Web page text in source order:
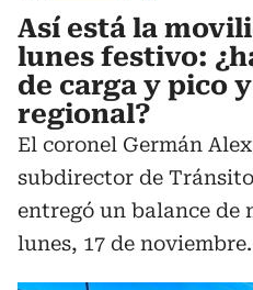
Así está la
lunes festivo:
de carga y pico
regional?
El coronel Germán
subdirector de
entregó un balance de
lunes, 17 de noviembre.